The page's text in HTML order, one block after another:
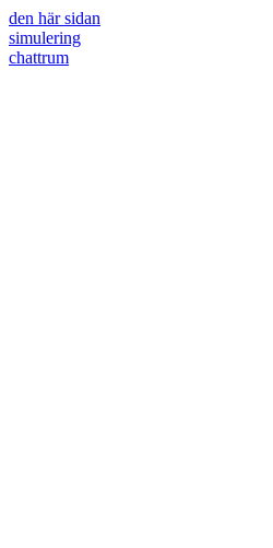
den här sidan
simulering
chattrum